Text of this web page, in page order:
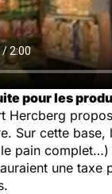
pour les
Hercberg
Sur cette
pain
une taxe